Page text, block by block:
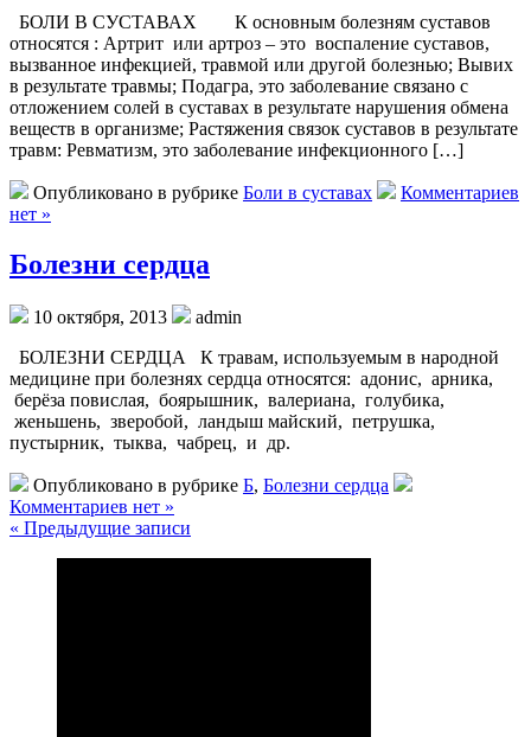
БОЛИ В СУСТАВАХ К основным болезням суставов
относятся : Артрит или артроз – это воспаление суставов,
вызванное инфекцией, травмой или другой болезнью; Вывих
в результате травмы; Подагра, это заболевание связано с
отложением солей в суставах в результате нарушения обмена
веществ в организме; Растяжения связок суставов в результате
травм: Ревматизм, это заболевание инфекционного […]
Опубликовано в рубрике Боли в суставах
Комментариев
нет »
Болезни сердца
10 октября, 2013
admin
БОЛЕЗНИ СЕРДЦА К травам, используемым в народной
медицине при болезнях сердца относятся: адонис, арника,
берёза повислая, боярышник, валериана, голубика,
женьшень, зверобой, ландыш майский, петрушка,
пустырник, тыква, чабрец, и др.
Опубликовано в рубрике Б, Болезни сердца
Комментариев нет »
« Предыдущие записи